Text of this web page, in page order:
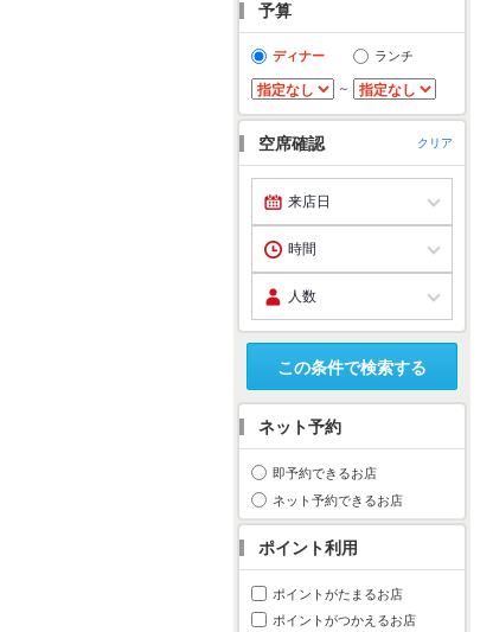
予算
ディナー ランチ
～
空席確認 クリア
この条件で検索する
ネット予約
即予約できるお店
ネット予約できるお店
ポイント利用
ポイントがたまるお店
ポイントがつかえるお店